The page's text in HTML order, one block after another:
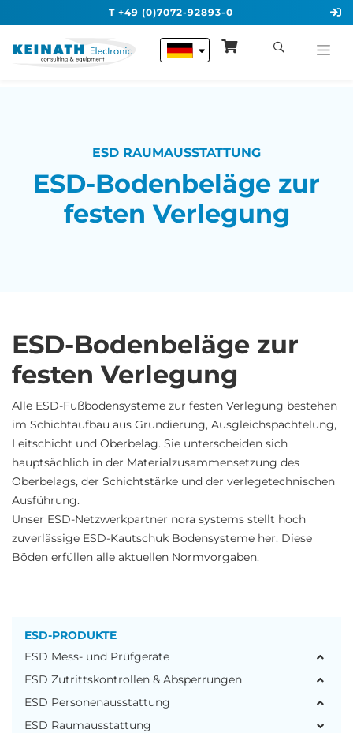
T +49 (0)7072-92893-0
ESD RAUMAUSSTATTUNG
ESD-Bodenbeläge zur
festen Verlegung
ESD-Bodenbeläge zur
festen Verlegung
Alle ESD-Fußbodensysteme zur festen Verlegung bestehen
im Schichtaufbau aus Grundierung, Ausgleichspachtelung,
Leitschicht und Oberbelag. Sie unterscheiden sich
hauptsächlich in der Materialzusammensetzung des
Oberbelags, der Schichtstärke und der verlegetechnischen
Ausführung.
Unser ESD-Netzwerkpartner nora systems stellt hoch
zuverlässige ESD-Kautschuk Bodensysteme her. Diese
Böden erfüllen alle aktuellen Normvorgaben.
ESD-PRODUKTE
ESD Mess- und Prüfgeräte
ESD Zutrittskontrollen & Absperrungen
ESD Personenausstattung
ESD Raumausstattung